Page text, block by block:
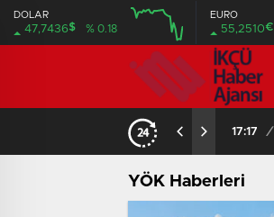
DOLAR
47,7436$ % 0.18
EURO
55,2510€
17:17 /
YÖK Haberleri